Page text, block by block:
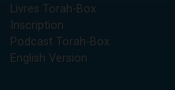
Livres Torah-Box
Inscription
Podcast Torah-Box
English Version